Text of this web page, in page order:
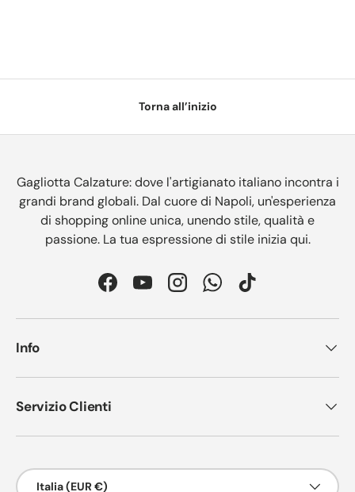
Torna all’inizio
Gagliotta Calzature: dove l'artigianato italiano incontra i
grandi brand globali. Dal cuore di Napoli, un'esperienza
di shopping online unica, unendo stile, qualità e
passione. La tua espressione di stile inizia qui.
FacebookYouTubeInstagramWhatsApp
TikTok
Info
Servizio Clienti
Paese/Regione
Italia (EUR €)